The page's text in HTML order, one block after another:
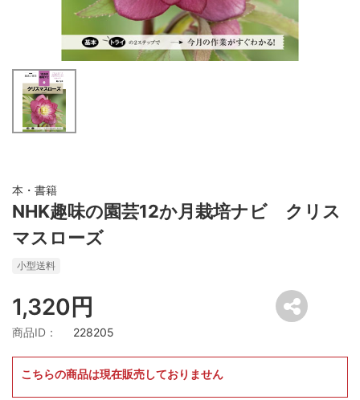
本・書籍
NHK趣味の園芸12か月栽培ナビ クリス
マスローズ
小型送料
1,320円
商品ID： 228205
こちらの商品は現在販売しておりません